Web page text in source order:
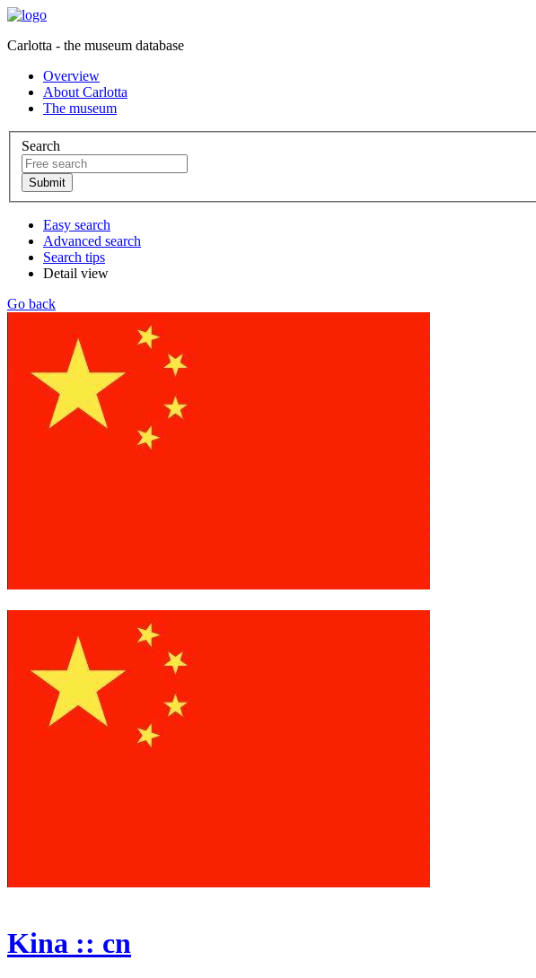
Carlotta - the museum database
Overview
About Carlotta
The museum
Search
Easy search
Advanced search
Search tips
Detail view
Go back
Kina :: cn